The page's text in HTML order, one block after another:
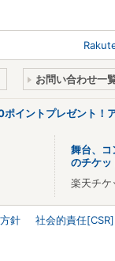
お問い合わせ一
ポイントプレゼント
舞台、コ
のチケッ
楽天チケ
針 社会的責任[CSR]